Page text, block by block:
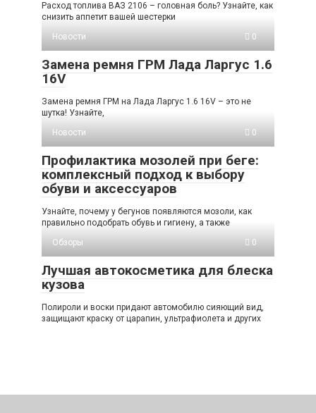
Расход топлива ВАЗ 2106 – головная боль? Узнайте, как
снизить аппетит вашей шестерки
Новости
0
Замена ремня ГРМ Лада Ларгус 1.6
16V
Замена ремня ГРМ на Лада Ларгус 1.6 16V – это не
шутка! Узнайте,
Новости
0
Профилактика мозолей при беге:
комплексный подход к выбору
обуви и аксессуаров
Узнайте, почему у бегунов появляются мозоли, как
правильно подобрать обувь и гигиену, а также
Обзоры
0
Лучшая автокосметика для блеска
кузова
Полироли и воски придают автомобилю сияющий вид,
защищают краску от царапин, ультрафиолета и других